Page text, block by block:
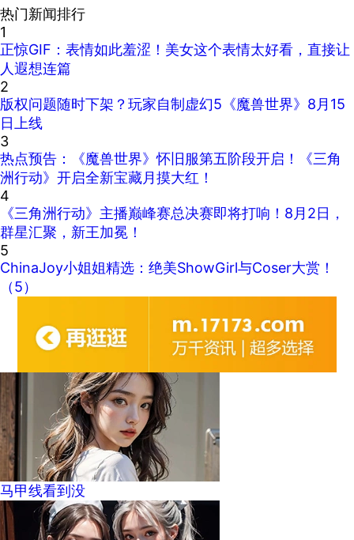
热门新闻排行
1
正惊GIF：表情如此羞涩！美女这个表情太好看，直接让
人遐想连篇
2
版权问题随时下架？玩家自制虚幻5《魔兽世界》8月15
日上线
3
热点预告：《魔兽世界》怀旧服第五阶段开启！《三角
洲行动》开启全新宝藏月摸大红！
4
《三角洲行动》主播巅峰赛总决赛即将打响！8月2日，
群星汇聚，新王加冕！
5
ChinaJoy小姐姐精选：绝美ShowGirl与Coser大赏！
（5）
马甲线看到没